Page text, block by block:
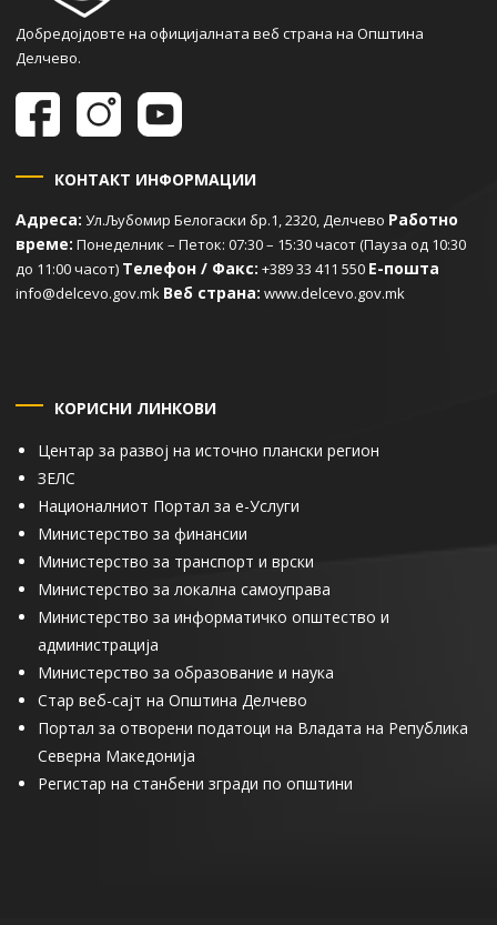
Добредојдовте на официјалната веб страна на Општина
Делчево.
КОНТАКТ ИНФОРМАЦИИ
Адреса: Ул.Љубомир Белогаски бр.1, 2320, Делчево Работно
време: Понеделник – Петок: 07:30 – 15:30 часот (Пауза од 10:30
до 11:00 часот) Телефон / Факс: +389 33 411 550 Е-пошта
info@delcevo.gov.mk Веб страна: www.delcevo.gov.mk
КОРИСНИ ЛИНКОВИ
Центар за развој на источно плански регион
ЗЕЛС
Националниот Портал за е-Услуги
Министерство за финансии
Министерство за транспорт и врски
Министерство за локална самоуправа
Министерство за информатичко општество и
администрација
Министерство за образование и наука
Стар веб-сајт на Општина Делчево
Портал за отворени податоци на Владата на Република
Северна Македонија
Регистар на станбени згради по општини